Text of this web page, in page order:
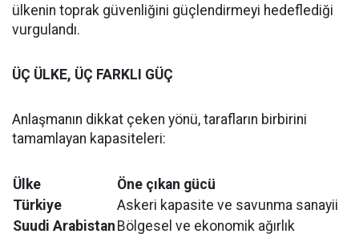
ülkenin toprak güvenliğini güçlendirmeyi hedeflediği
vurgulandı.
ÜÇ ÜLKE, ÜÇ FARKLI GÜÇ
Anlaşmanın dikkat çeken yönü, tarafların birbirini
tamamlayan kapasiteleri:
Ülke
Öne çıkan gücü
Türkiye
Askeri kapasite ve savunma sanayii
Suudi Arabistan Bölgesel ve ekonomik ağırlık